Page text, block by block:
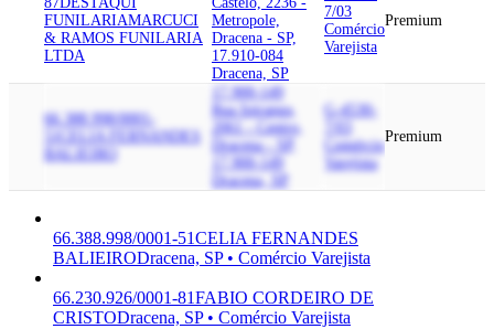
FUNILARIAMARCUCI
& RAMOS FUNILARIA
LTDA
Metropole,
Dracena - SP,
17.910-084
Dracena, SP
7/03
Comércio
Varejista
Premium
66.388.998/0001-
CELIA FERNANDES
BALIEIRO
17.900-149
Rua Ipiranga,
2061 - Centro,
Dracena - SP,
17.900-149
Dracena, SP
G-4530-
Comércio
Varejista
Premium
66.388.998/0001-51CELIA FERNANDES
BALIEIRODracena, SP • Comércio Varejista
66.230.926/0001-81FABIO CORDEIRO DE
CRISTODracena, SP • Comércio Varejista